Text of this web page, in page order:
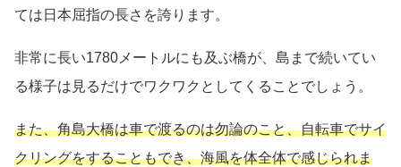
ては日本屈指の長さを誇ります。
非常に長い1780メートルにも及ぶ橋が、島まで続いてい
る様子は見るだけでワクワクとしてくることでしょう。
また、角島大橋は車で渡るのは勿論のこと、自転車でサイ
クリングをすることもでき、海風を体全体で感じられま